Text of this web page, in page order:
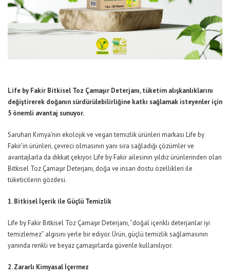
Life by Fakir Bitkisel Toz Çamaşır Deterjanı, tüketim alışkanlıklarını
değiştirerek doğanın sürdürülebilirliğine katkı sağlamak isteyenler için
5 önemli avantaj sunuyor.
Saruhan Kimya’nın ekolojik ve vegan temizlik ürünleri markası Life by
Fakir’in ürünleri, çevreci olmasının yanı sıra sağladığı çözümler ve
avantajlarla da dikkat çekiyor. Life by Fakir ailesinin yıldız ürünlerinden olan
Bitkisel Toz Çamaşır Deterjanı, doğa ve insan dostu özellikleri ile
tüketicilerin gözdesi.
1. Bitkisel İçerik ile Güçlü Temizlik
Life by Fakir Bitkisel Toz Çamaşır Deterjanı, “doğal içerikli deterjanlar iyi
temizlemez” algısını yerle bir ediyor. Ürün, güçlü temizlik sağlamasının
yanında renkli ve beyaz çamaşırlarda güvenle kullanılıyor.
2. Zararlı Kimyasal İçermez